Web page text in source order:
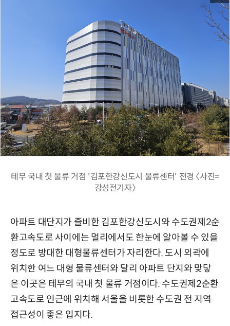
테무 국내 첫 물류 거점 '김포한강신도시 물류센터' 전경 〈사진=
강성전기자〉
아파트 대단지가 즐비한 김포한강신도시와 수도권제2순
환고속도로 사이에는 멀리에서도 한눈에 알아볼 수 있을
정도로 방대한 대형물류센터가 자리한다. 도시 외곽에
위치한 여느 대형 물류센터와 달리 아파트 단지와 맞닿
은 이곳은 테무의 국내 첫 물류 거점이다. 수도권제2순환
고속도로 인근에 위치해 서울을 비롯한 수도권 전 지역
접근성이 좋은 입지다.